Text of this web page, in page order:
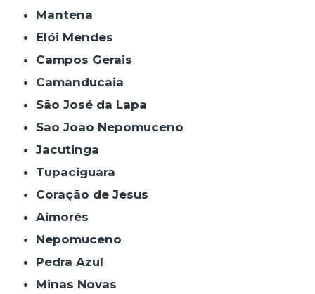
Mantena
Elói Mendes
Campos Gerais
Camanducaia
São José da Lapa
São João Nepomuceno
Jacutinga
Tupaciguara
Coração de Jesus
Aimorés
Nepomuceno
Pedra Azul
Minas Novas